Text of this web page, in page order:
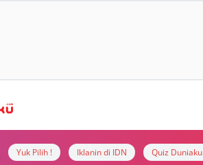
Yuk Pilih ! Iklanin di IDN Quiz Duniaku